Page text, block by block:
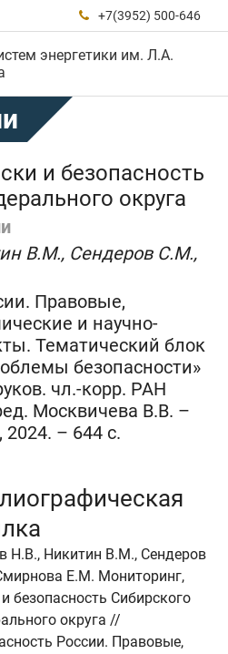
 +7(3952) 500-646
энергетики им. Л.А.
и безопасность
округа
В.М., Сендеров С.М.,
Правовые,
и научно-
Тематический блок
безопасности»
чл.-корр. РАН
Москвичева В.В. –
– 644 с.
Н.В., Никитин В.М., Сендеров
Е.М. Мониторинг,
безопасность Сибирского
округа //
России. Правовые,